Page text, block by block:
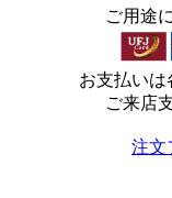
ご用途
お支払い
ご来店
注文